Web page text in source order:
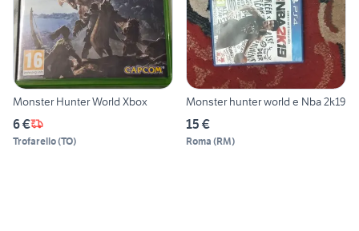
Monster Hunter World Xbox
6 €
Trofarello(TO)
Monster hunter world e Nba 2k19
15 €
Roma (RM)